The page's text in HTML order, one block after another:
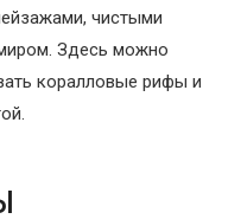
чистыми
Здесь можно
коралловые рифы и